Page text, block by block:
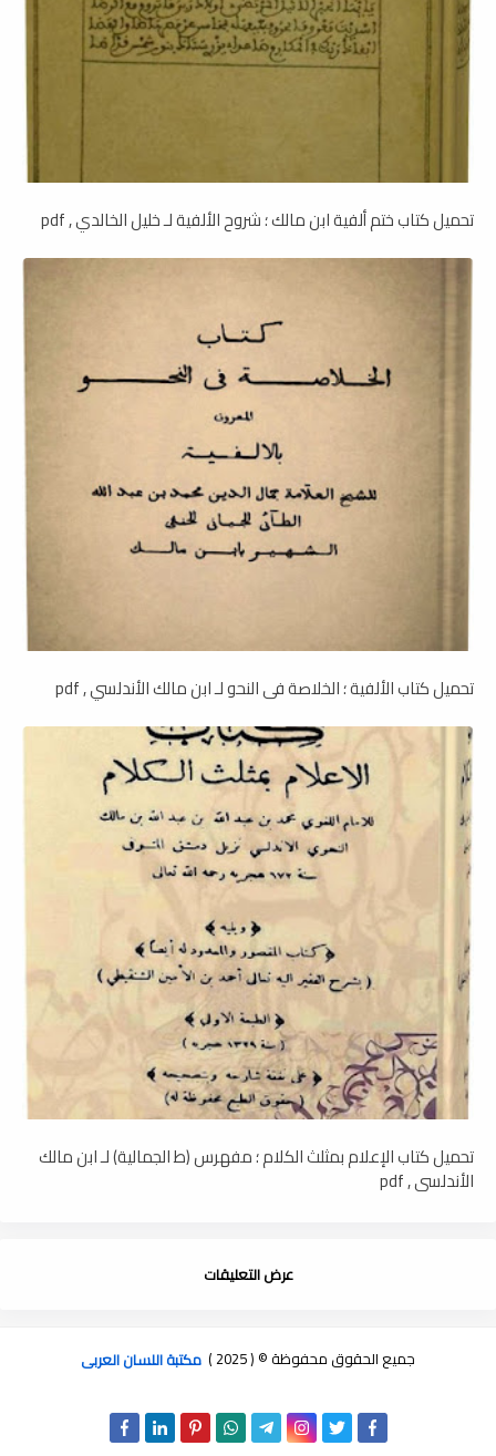
تحميل كتاب ختم ألفية ابن مالك ؛ شروح الألفية لـ خليل الخالدي , pdf
تحميل كتاب الألفية ؛ الخلاصة فى النحو لـ ابن مالك الأندلسي , pdf
تحميل كتاب الإعلام بمثلث الكلام ؛ مفهرس (ط الجمالية) لـ ابن مالك
الأندلسي , pdf
عرض التعليقات
جميع الحقوق محفوظة © ( 2025 ) مكتبة اللسان العربى